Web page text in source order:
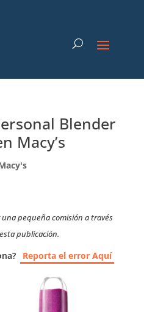
Blender
Macy’s
pequeña comisión a través
publicación.
Reporta el error Aquí